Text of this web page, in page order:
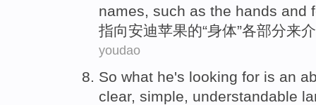
names, such as the hands and
指向安迪苹果的“身体”各部分来
youdao
So what he's looking for is an
clear, simple understandable